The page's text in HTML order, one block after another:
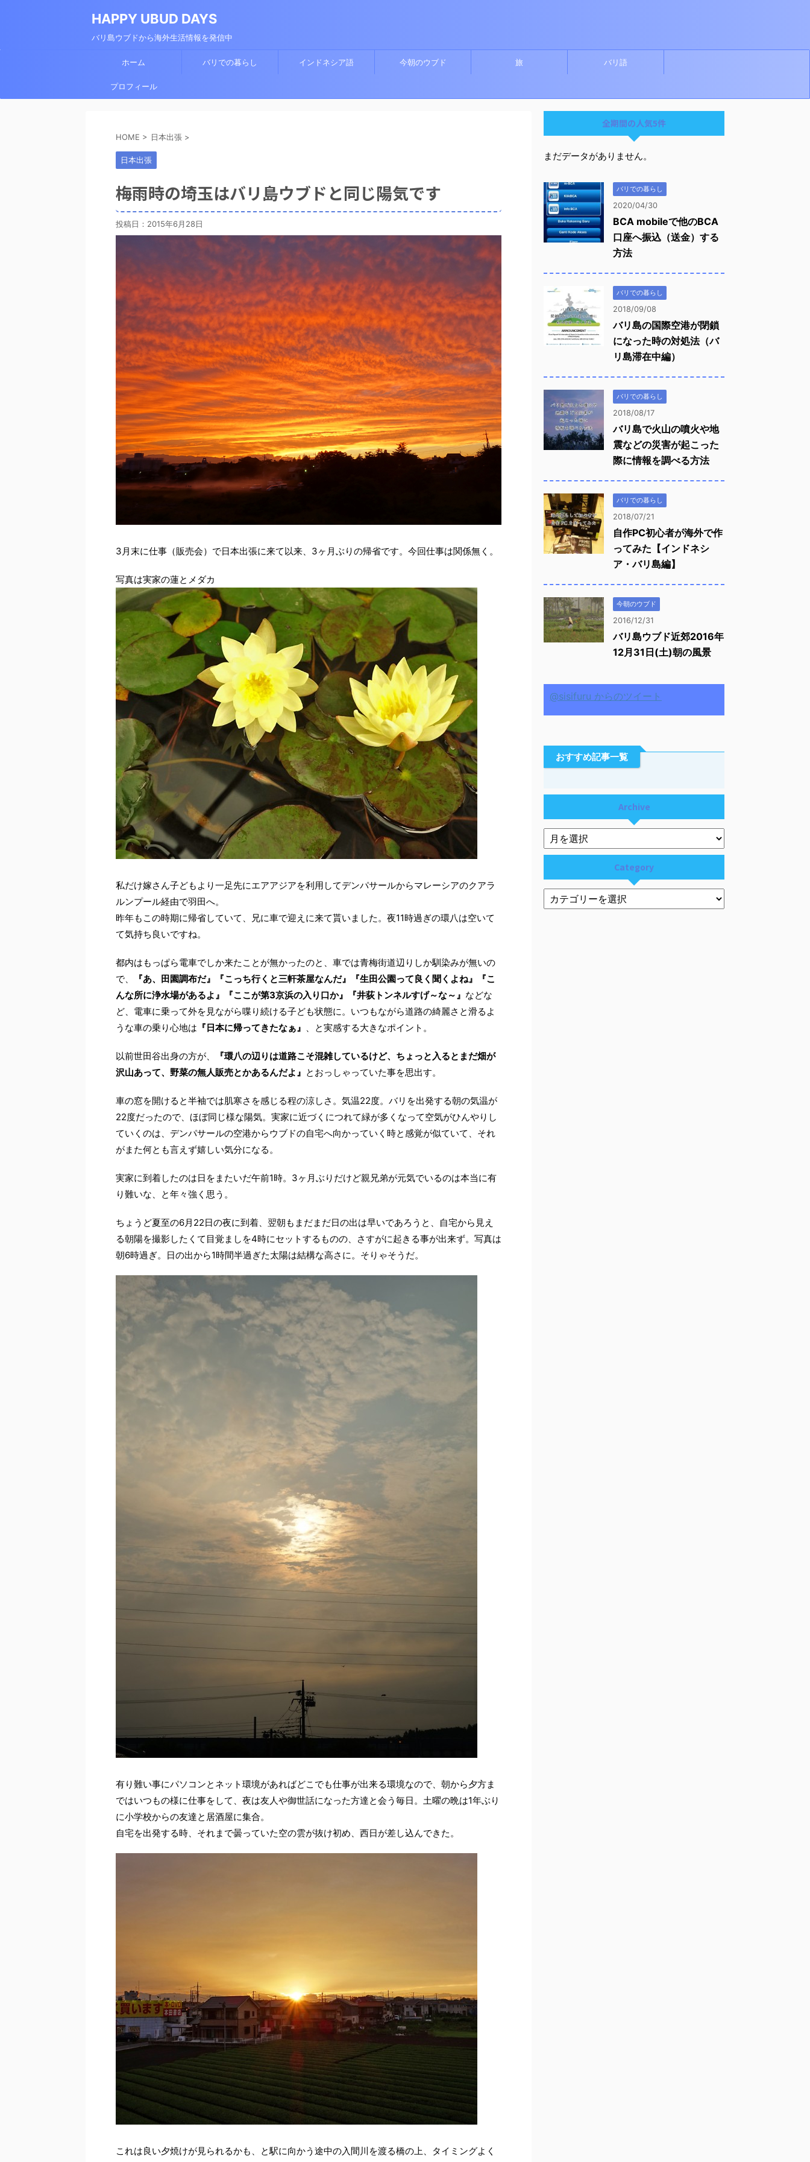
HAPPY UBUD DAYS
バリ島ウブドから海外生活情報を発信中
ホーム バリでの暮らし インドネシア語 今朝のウブド 旅 バリ語
プロフィール
HOME > 日本出張 >
日本出張
梅雨時の埼玉はバリ島ウブドと同じ陽気です
投稿日： 2015年6月28日
3月末に仕事（販売会）で日本出張に来て以来、3ヶ月ぶりの帰省です。今回仕事は関係無く。
写真は実家の蓮とメダカ
私だけ嫁さん子どもより一足先にエアアジアを利用してデンパサールからマレーシアのクアラ
ルンプール経由で羽田へ。
昨年もこの時期に帰省していて、兄に車で迎えに来て貰いました。夜11時過ぎの環八は空いて
て気持ち良いですね。
都内はもっぱら電車でしか来たことが無かったのと、車では青梅街道辺りしか馴染みが無いの
で、
『あ、田園調布だ』『こっち行くと三軒茶屋なんだ』『生田公園って良く聞くよね』『こ
んな所に浄水場があるよ』『ここが第3京浜の入り口か』『井荻トンネルすげ～な～』 などな
ど、電車に乗って外を見ながら喋り続ける子ども状態に。いつもながら道路の綺麗さと滑るよ
うな車の乗り心地は 『日本に帰ってきたなぁ』 、と実感する大きなポイント。
以前世田谷出身の方が、
『環八の辺りは道路こそ混雑しているけど、ちょっと入るとまだ畑が
沢山あって、野菜の無人販売とかあるんだよ』 とおっしゃっていた事を思出す。
車の窓を開けると半袖では肌寒さを感じる程の涼しさ。気温22度。バリを出発する朝の気温が
22度だったので、ほぼ同じ様な陽気。実家に近づくにつれて緑が多くなって空気がひんやりし
ていくのは、デンパサールの空港からウブドの自宅へ向かっていく時と感覚が似ていて、それ
がまた何とも言えず嬉しい気分になる。
実家に到着したのは日をまたいだ午前1時。3ヶ月ぶりだけど親兄弟が元気でいるのは本当に有
り難いな、と年々強く思う。
ちょうど夏至の6月22日の夜に到着、翌朝もまだまだ日の出は早いであろうと、自宅から見え
る朝陽を撮影したくて目覚ましを4時にセットするものの、さすがに起きる事が出来ず。写真は
朝6時過ぎ。日の出から1時間半過ぎた太陽は結構な高さに。そりゃそうだ。
有り難い事にパソコンとネット環境があればどこでも仕事が出来る環境なので、朝から夕方ま
ではいつもの様に仕事をして、夜は友人や御世話になった方達と会う毎日。土曜の晩は1年ぶり
に小学校からの友達と居酒屋に集合。
自宅を出発する時、それまで曇っていた空の雲が抜け初め、西日が差し込んできた。
これは良い夕焼けが見られるかも、と駅に向かう途中の入間川を渡る橋の上、タイミングよく
全期間の人気5件
まだデータがありません。
バリでの暮らし
2020/04/30
BCA mobileで他のBCA
口座へ振込（送金）する
方法
バリでの暮らし
2018/09/08
バリ島の国際空港が閉鎖
になった時の対処法（バ
リ島滞在中編）
バリでの暮らし
2018/08/17
バリ島で火山の噴火や地
震などの災害が起こった
際に情報を調べる方法
バリでの暮らし
2018/07/21
自作PC初心者が海外で作
ってみた【インドネシ
ア・バリ島編】
今朝のウブド
2016/12/31
バリ島ウブド近郊2016年
12月31日(土)朝の風景
@sisifuru からのツイート
おすすめ記事一覧
Archive
Category